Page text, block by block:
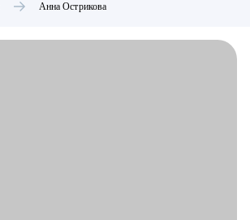
Анна Острикова